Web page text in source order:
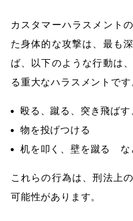
カスタマーハラスメント
た身体的な攻撃は、最も
ば、以下のような行動は
る重大なハラスメントです
殴る、蹴る、突き飛ば
物を投げつける
机を叩く、壁を蹴る な
これらの行為は、刑法上
可能性があります。